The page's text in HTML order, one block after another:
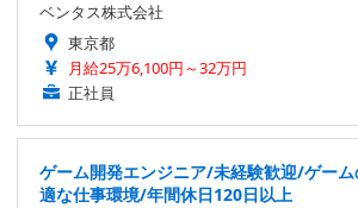
ベンタス株式会社
東京都
月給25万6,100円～32万円
正社員
ゲーム開発エンジニア/未経験歓迎/ゲー
適な仕事環境/年間休日120日以上